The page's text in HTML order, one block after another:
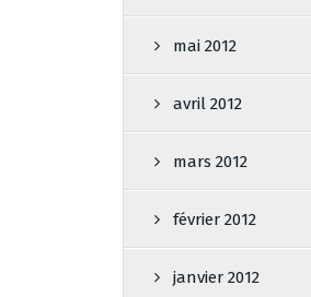
mai 2012
avril 2012
mars 2012
février 2012
janvier 2012